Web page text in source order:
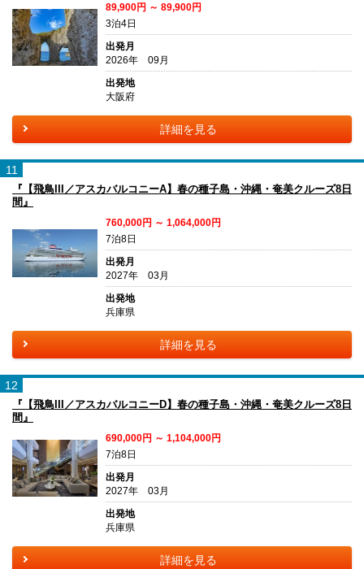
89,900円 ～ 89,900円
3泊4日
出発月
2026年 09月
出発地
大阪府
詳細を見る
11
『【飛鳥III／アスカバルコニーA】春の種子島・沖縄・奄美クルーズ8日
間』
760,000円 ～ 1,064,000円
7泊8日
出発月
2027年 03月
出発地
兵庫県
詳細を見る
12
『【飛鳥III／アスカバルコニーD】春の種子島・沖縄・奄美クルーズ8日
間』
690,000円 ～ 1,104,000円
7泊8日
出発月
2027年 03月
出発地
兵庫県
詳細を見る